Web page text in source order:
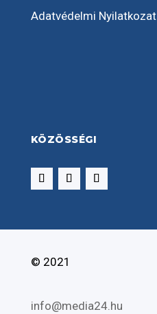
Adatvédelmi Nyilatkozat
KÖZÖSSÉGI
© 2021
info@media24.hu